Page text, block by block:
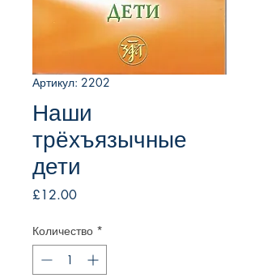
Артикул: 2202
Наши
трёхъязычные
дети
£12.00Цена
Количество *